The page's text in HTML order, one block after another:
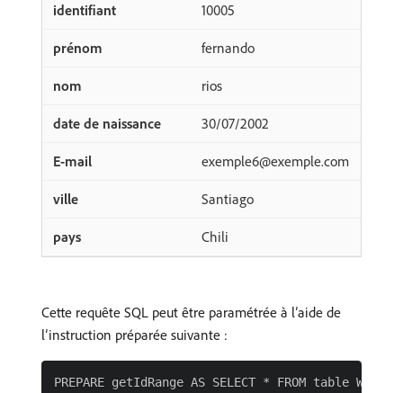
10005
fernando
rios
30/07/2002
exemple6@exemple.com
Santiago
Chili
Cette requête SQL peut être paramétrée à l’aide de
l’instruction préparée suivante :